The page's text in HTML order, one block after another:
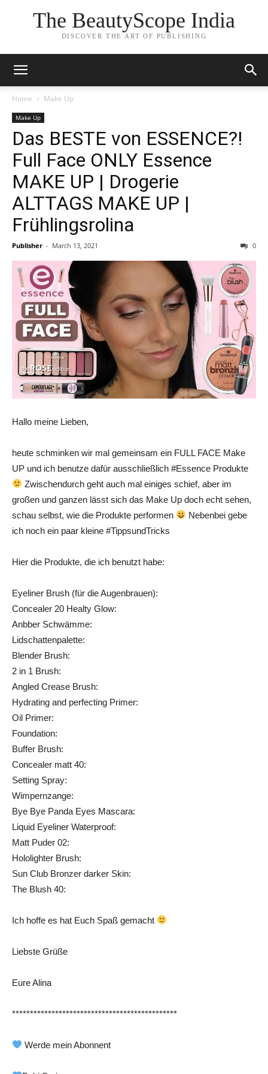
The BeautyScope India
DISCOVER THE ART OF PUBLISHING
Home Make Up
Make Up
Das BESTE von ESSENCE?!
Full Face ONLY Essence
MAKE UP | Drogerie
ALTTAGS MAKE UP |
Frühlingsrolina
Publisher - March 13, 2021 0
Hallo meine Lieben,
heute schminken wir mal gemeinsam ein FULL FACE Make
UP und ich benutze dafür ausschließlich #Essence Produkte
Zwischendurch geht auch mal einiges schief, aber im
großen und ganzen lässt sich das Make Up doch echt sehen,
schau selbst, wie die Produkte performen
Nebenbei gebe
ich noch ein paar kleine #TippsundTricks
Hier die Produkte, die ich benutzt habe:
Eyeliner Brush (für die Augenbrauen):
Concealer 20 Healty Glow:
Anbber Schwämme:
Lidschattenpalette:
Blender Brush:
2 in 1 Brush:
Angled Crease Brush:
Hydrating and perfecting Primer:
Oil Primer:
Foundation:
Buffer Brush:
Concealer matt 40:
Setting Spray:
Wimpernzange:
Bye Bye Panda Eyes Mascara:
Liquid Eyeliner Waterproof:
Matt Puder 02:
Hololighter Brush:
Sun Club Bronzer darker Skin:
The Blush 40:
Ich hoffe es hat Euch Spaß gemacht
Liebste Grüße
Eure Alina
**********************************************
Werde mein Abonnent